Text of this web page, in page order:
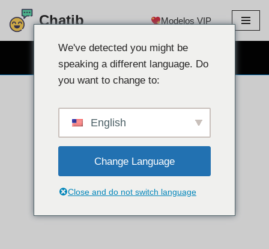
Ir
conteúdo
Chatib Modelos VIP
We've detected you might be
speaking a different language. Do
you want to change to:
English
Change Language
Close and do not switch language